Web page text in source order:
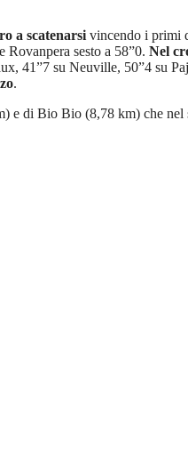
a scatenarsi vincendo i primi
sesto a 58”0. Nel
41”7 su Neuville, 50”4 su
.
e di Bio Bio (8,78 km) che nel